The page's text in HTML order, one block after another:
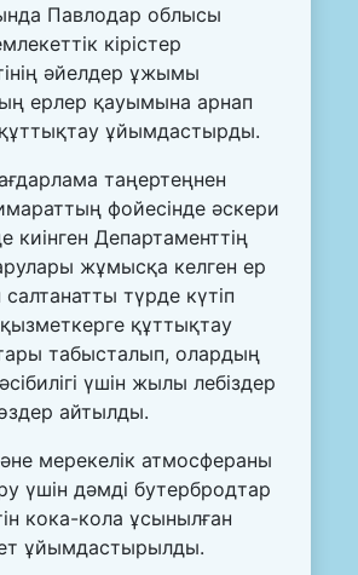
Павлодар облысы
кірістер
әйелдер ұжымы
ерлер қауымына арнап
ұйымдастырды.
таңертеңнен
фойесінде әскери
киінген Департаменттің
жұмысқа келген ер
салтанатты түрде күтіп
құттықтау
табысталып, олардың
үшін жылы лебіздер
айтылды.
мерекелік атмосфераны
үшін дәмді бутербродтар
кока-кола ұсынылған
ұйымдастырылды.